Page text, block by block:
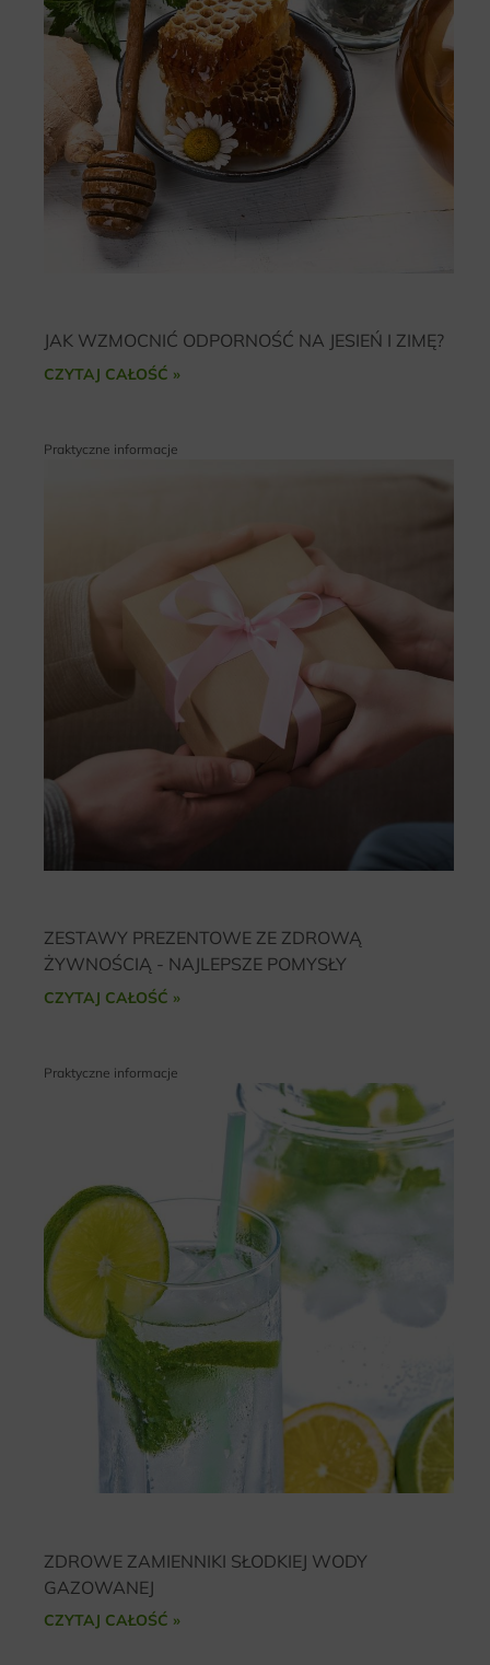
JAK WZMOCNIĆ ODPORNOŚĆ NA JESIEŃ I ZIMĘ?
CZYTAJ CAŁOŚĆ »
Praktyczne informacje
ZESTAWY PREZENTOWE ZE ZDROWĄ
ŻYWNOŚCIĄ - NAJLEPSZE POMYSŁY
CZYTAJ CAŁOŚĆ »
Praktyczne informacje
ZDROWE ZAMIENNIKI SŁODKIEJ WODY
GAZOWANEJ
CZYTAJ CAŁOŚĆ »